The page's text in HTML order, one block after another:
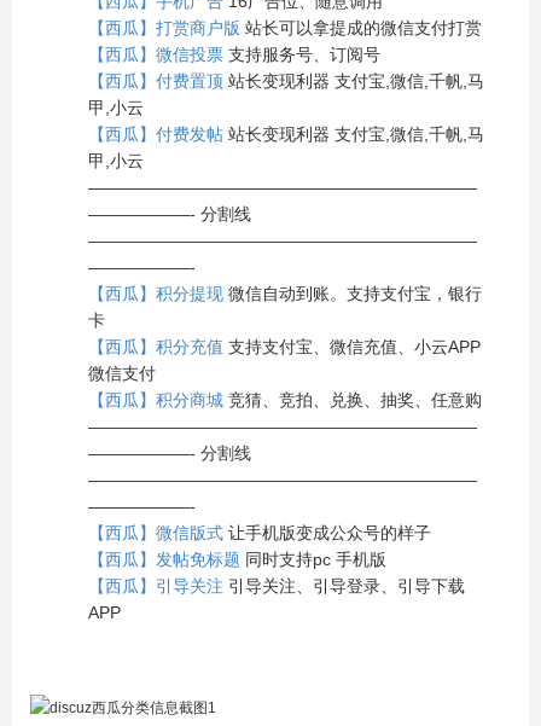
【西瓜】打赏商户版 站长可以拿提成的微信支付打赏
【西瓜】微信投票 支持服务号、订阅号
【西瓜】付费置顶 站长变现利器 支付宝,微信,千帆,马
甲,小云
【西瓜】付费发帖 站长变现利器 支付宝,微信,千帆,马
甲,小云
———————————————————————
——————- 分割线
———————————————————————
——————-
【西瓜】积分提现 微信自动到账。支持支付宝，银行
卡
【西瓜】积分充值 支持支付宝、微信充值、小云APP
微信支付
【西瓜】积分商城 竞猜、竞拍、兑换、抽奖、任意购
———————————————————————
——————- 分割线
———————————————————————
——————-
【西瓜】微信版式 让手机版变成公众号的样子
【西瓜】发帖免标题 同时支持pc 手机版
【西瓜】引导关注 引导关注、引导登录、引导下载
APP